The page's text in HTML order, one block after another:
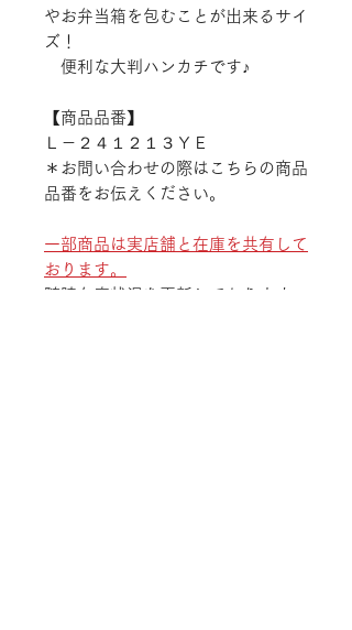
やお弁当箱を包むことが出来るサイ
ズ！
便利な大判ハンカチです♪
【商品品番】
Ｌ－２４１２１３ＹＥ
＊お問い合わせの際はこちらの商品
品番をお伝えください。
一部商品は実店舗と在庫を共有して
おります。
随時在庫状況を更新しております